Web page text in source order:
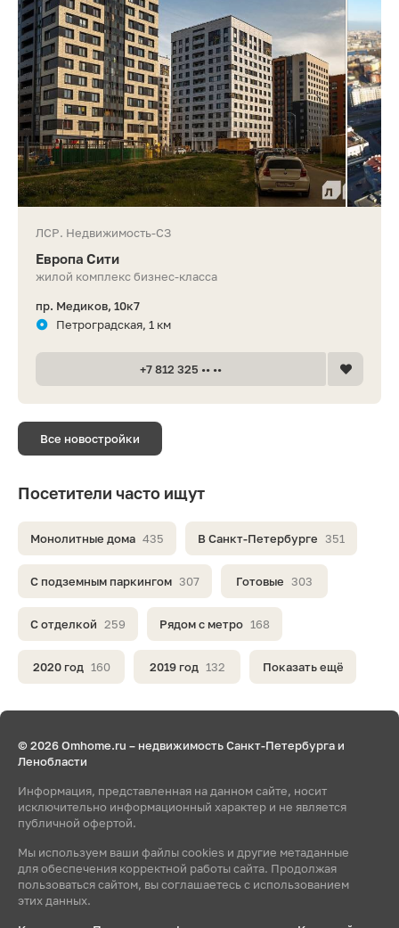
ЛСР. Недвижимость-СЗ
Европа Сити
жилой комплекс бизнес-класса
пр. Медиков, 10к7
Петроградская, 1 км
+7 812 325 •• ••
Все новостройки
Посетители часто ищут
Монолитные дома 435 В Санкт-Петербурге 351
С подземным паркингом 307 Готовые 303
С отделкой 259 Рядом с метро 168
2020 год 160 2019 год 132 Показать ещё
© 2026 Omhome.ru – недвижимость Санкт-Петербурга и
Ленобласти
Информация, представленная на данном сайте, носит
исключительно информационный характер и не является
публичной офертой.
Мы используем ваши файлы cookies и другие метаданные
для обеспечения корректной работы сайта. Продолжая
пользоваться сайтом, вы соглашаетесь с использованием
этих данных.